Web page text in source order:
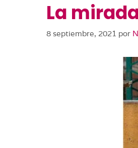
La
8 septiembre, 2021 por